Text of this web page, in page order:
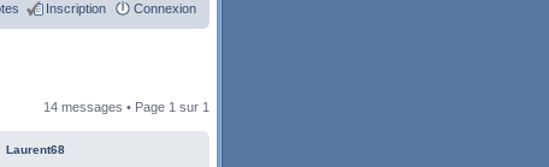
Inscription Connexion
14 messages • Page 1 sur 1
Laurent68